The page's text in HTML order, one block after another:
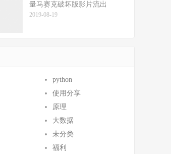
量马赛克破坏版影片流出
2019-08-19
python
使用分享
原理
大数据
未分类
福利